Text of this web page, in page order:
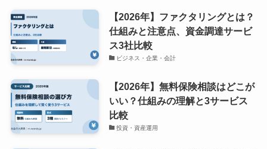
【2026年】ファクタリングとは？
仕組みと注意点、資金調達サービ
ス3社比較
ビジネス・企業・会計
【2026年】無料保険相談はどこが
いい？仕組みの理解と3サービス
比較
投資・資産運用